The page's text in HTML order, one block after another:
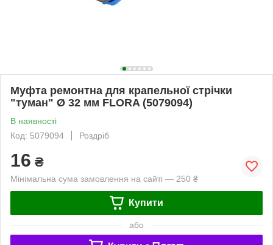
Муфта ремонтна для крапельної стрічки
"туман" Ø 32 мм FLORA (5079094)
В наявності
Код: 5079094
Роздріб
16 ₴
Мінімальна сума замовлення на сайті — 250 ₴
Купити
або